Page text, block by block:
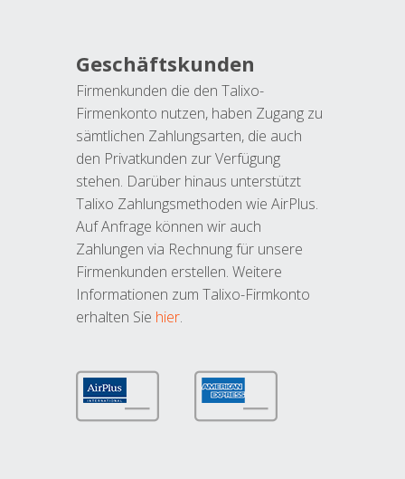
Geschäftskunden
Firmenkunden die den Talixo-
Firmenkonto nutzen, haben Zugang zu
sämtlichen Zahlungsarten, die auch
den Privatkunden zur Verfügung
stehen. Darüber hinaus unterstützt
Talixo Zahlungsmethoden wie AirPlus.
Auf Anfrage können wir auch
Zahlungen via Rechnung für unsere
Firmenkunden erstellen. Weitere
Informationen zum Talixo-Firmkonto
erhalten Sie hier.